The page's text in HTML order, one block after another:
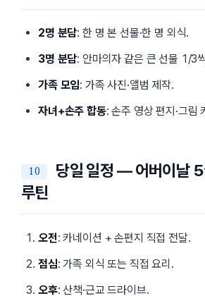
2명 분담: 한 명 본 선물·한 명 외식.
3명 분담: 안마의자 같은 큰 선물 1/3
가족 모임: 가족 사진·앨범 제작.
자녀+손주 합동: 손주 영상 편지·그림
당일 일정 — 어버이날
루틴
오전: 카네이션 + 손편지 직접 전달.
점심: 가족 외식 또는 직접 요리.
오후: 산책·근교 드라이브.